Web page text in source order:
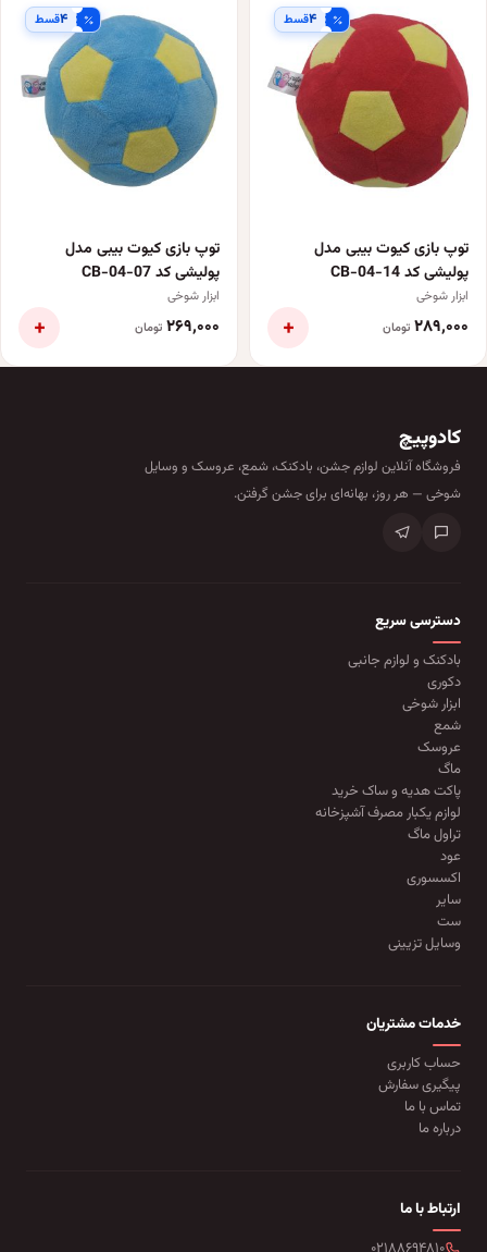
۴قسط
توپ بازی کیوت بیبی مدل
پولیشی کد CB-04-14
ابزار شوخی
۲۸۹٬۰۰۰ تومان +
۴قسط
توپ بازی کیوت بیبی مدل
پولیشی کد CB-04-07
ابزار شوخی
۲۶۹٬۰۰۰ تومان +
کادوپیچ
فروشگاه آنلاین لوازم جشن، بادکنک، شمع، عروسک و وسایل
شوخی — هر روز، بهانه‌ای برای جشن گرفتن.
دسترسی سریع
بادکنک و لوازم جانبی
دکوری
ابزار شوخی
شمع
عروسک
ماگ
پاکت هدیه و ساک خرید
لوازم یکبار مصرف آشپزخانه
تراول ماگ
عود
اکسسوری
سایر
ست
وسایل تزیینی
خدمات مشتریان
حساب کاربری
پیگیری سفارش
تماس با ما
درباره ما
ارتباط با ما